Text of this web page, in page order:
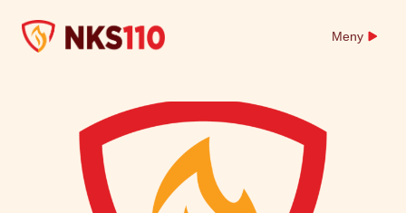
content
Meny